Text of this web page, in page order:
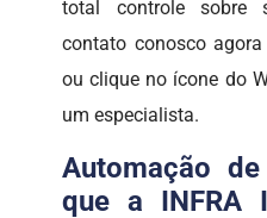
total controle sobre
contato conosco
ou clique no ícone do
um especialista.
Automação
que a INFRA